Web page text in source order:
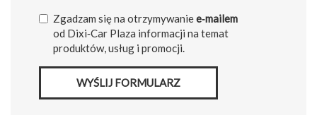
Zgadzam się na otrzymywaniee‑mailem
od Dixi‑Car Plaza informacji na temat
produktów, usług i promocji.
WYŚLIJ FORMULARZ